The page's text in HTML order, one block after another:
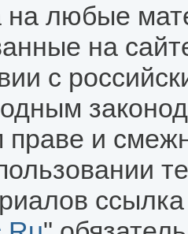
на любые
на
с
праве и